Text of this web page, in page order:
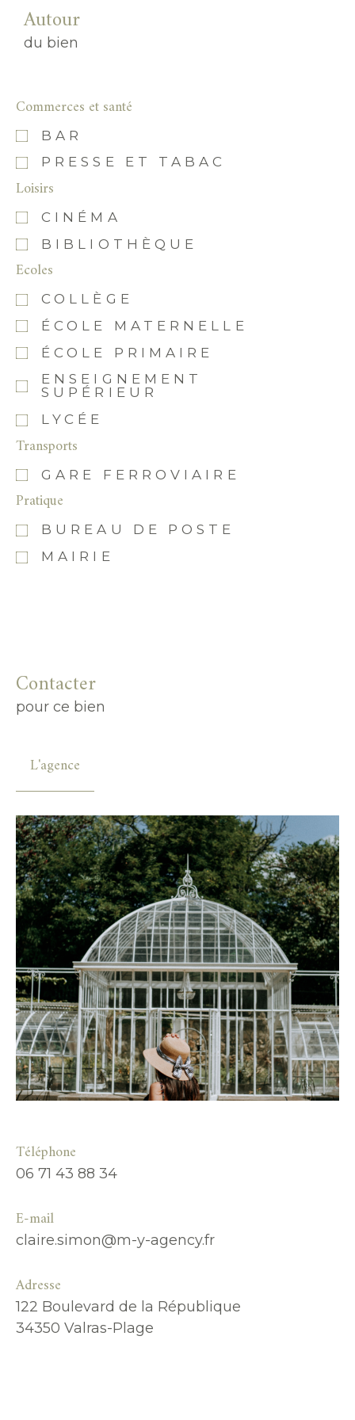
Autour
du bien
Commerces et santé
BAR
PRESSE ET TABAC
Loisirs
CINÉMA
BIBLIOTHÈQUE
Ecoles
COLLÈGE
ÉCOLE MATERNELLE
ÉCOLE PRIMAIRE
ENSEIGNEMENT
SUPÉRIEUR
LYCÉE
Transports
GARE FERROVIAIRE
Pratique
BUREAU DE POSTE
MAIRIE
Contacter
pour ce bien
L'agence
Téléphone
06 71 43 88 34
E-mail
claire.simon@m-y-agency.fr
Adresse
122 Boulevard de la République
34350 Valras-Plage